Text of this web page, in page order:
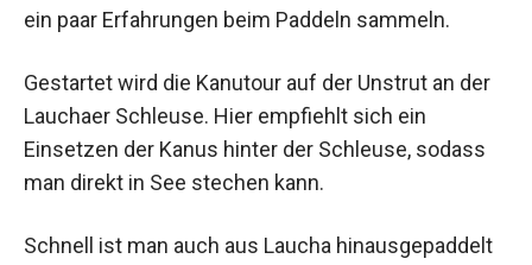
ein paar Erfahrungen beim Paddeln sammeln.
Gestartet wird die Kanutour auf der Unstrut an der
Lauchaer Schleuse. Hier empfiehlt sich ein
Einsetzen der Kanus hinter der Schleuse, sodass
man direkt in See stechen kann.
Schnell ist man auch aus Laucha hinausgepaddelt